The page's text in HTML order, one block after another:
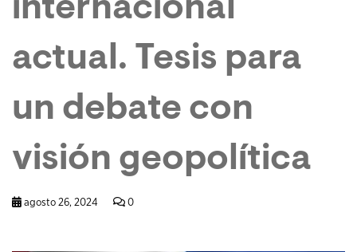
internacional
actual. Tesis para
un debate con
visión geopolítica
agosto 26, 2024 0